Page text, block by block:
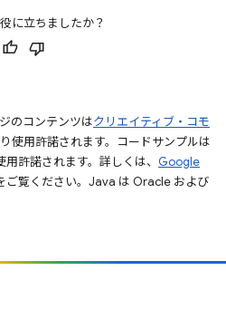
に立ちましたか？
のコンテンツはクリエイティブ・コモ
使用許諾されます。コードサンプルは
用許諾されます。詳しくは、 Google
ご覧ください。Java は Oracle および